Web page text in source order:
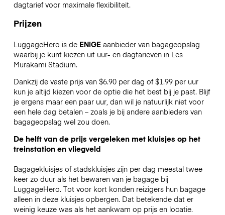
dagtarief voor maximale flexibiliteit.
Prijzen
LuggageHero is de ENIGEaanbieder van bagageopslag
waarbij je kunt kiezen uit uur- en dagtarieven in Les
Murakami Stadium.
Dankzij de vaste prijs van $6.90 per dag of $1.99 per uur
kun je altijd kiezen voor de optie die het best bij je past. Blijf
je ergens maar een paar uur, dan wil je natuurlijk niet voor
een hele dag betalen – zoals je bij andere aanbieders van
bagageopslag wel zou doen.
De helft van de prijs vergeleken met kluisjes op het
treinstation en vliegveld
Bagagekluisjes of stadskluisjes zijn per dag meestal twee
keer zo duur als het bewaren van je bagage bij
LuggageHero. Tot voor kort konden reizigers hun bagage
alleen in deze kluisjes opbergen. Dat betekende dat er
weinig keuze was als het aankwam op prijs en locatie.